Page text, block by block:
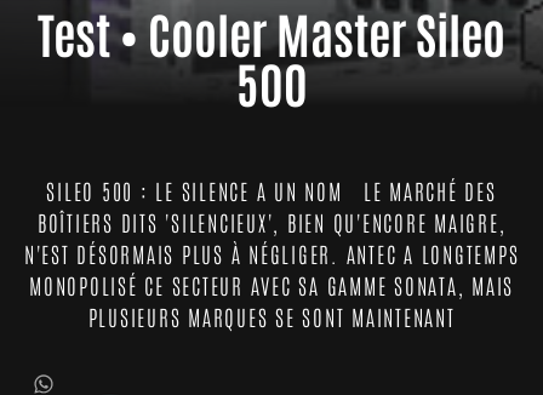
Test • Cooler Master Sileo
500
SILEO 500 : LE SILENCE A UN NOM LE MARCHÉ DES
BOÎTIERS DITS 'SILENCIEUX', BIEN QU'ENCORE MAIGRE,
N'EST DÉSORMAIS PLUS À NÉGLIGER. ANTEC A LONGTEMPS
MONOPOLISÉ CE SECTEUR AVEC SA GAMME SONATA, MAIS
PLUSIEURS MARQUES SE SONT MAINTENANT